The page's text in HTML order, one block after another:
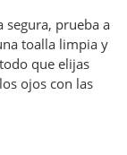
segura, prueba a
toalla limpia y
que elijas
ojos con las